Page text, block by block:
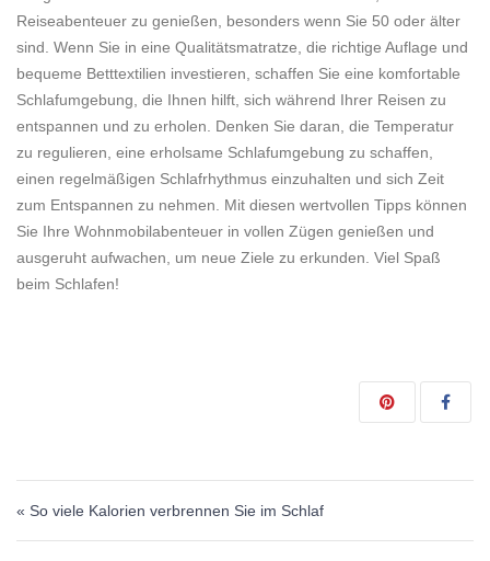
Reiseabenteuer zu genießen, besonders wenn Sie 50 oder älter
sind. Wenn Sie in eine Qualitätsmatratze, die richtige Auflage und
bequeme Betttextilien investieren, schaffen Sie eine komfortable
Schlafumgebung, die Ihnen hilft, sich während Ihrer Reisen zu
entspannen und zu erholen. Denken Sie daran, die Temperatur
zu regulieren, eine erholsame Schlafumgebung zu schaffen,
einen regelmäßigen Schlafrhythmus einzuhalten und sich Zeit
zum Entspannen zu nehmen. Mit diesen wertvollen Tipps können
Sie Ihre Wohnmobilabenteuer in vollen Zügen genießen und
ausgeruht aufwachen, um neue Ziele zu erkunden. Viel Spaß
beim Schlafen!
Beitragsnavigation
« So viele Kalorien verbrennen Sie im Schlaf